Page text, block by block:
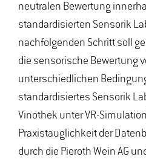
neutralen Bewertung
standardisierten Sensorik
nachfolgenden Schritt soll
die sensorische Bewertung
unterschiedlichen
standardisiertes Sensorik
Vinothek unter VR-
Praxistauglichkeit der
durch die Pieroth Wein AG